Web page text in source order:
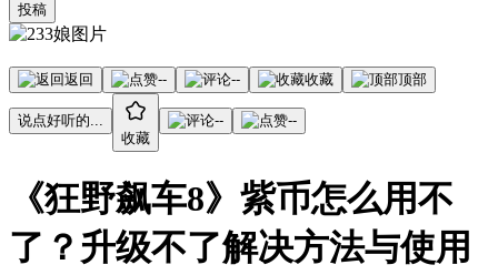
投稿
返回 -- -- 收藏 顶部
说点好听的...
收藏
-- --
《狂野飙车8》紫币怎么用不
了？升级不了解决方法与使用